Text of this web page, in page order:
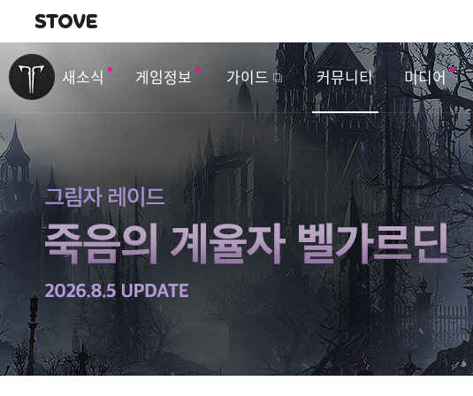
내비게이션
새소식 게임정보 가이드 커뮤니티 미디어
벤
트
&
업
데
이
트